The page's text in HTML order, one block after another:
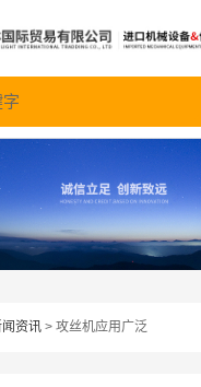
资讯 > 攻丝机应用广泛